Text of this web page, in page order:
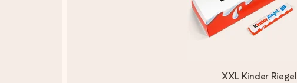
XXL Kinder Riegel